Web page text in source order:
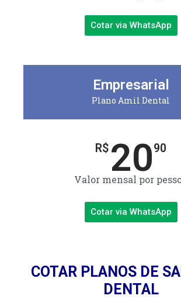
Cotar via WhatsApp
Empresarial
Plano Amil Dental
R$ 2090
Valor mensal por
Cotar via WhatsApp
COTAR PLANOS DE
DENTAL